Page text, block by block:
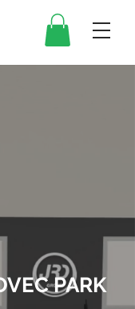
PARK